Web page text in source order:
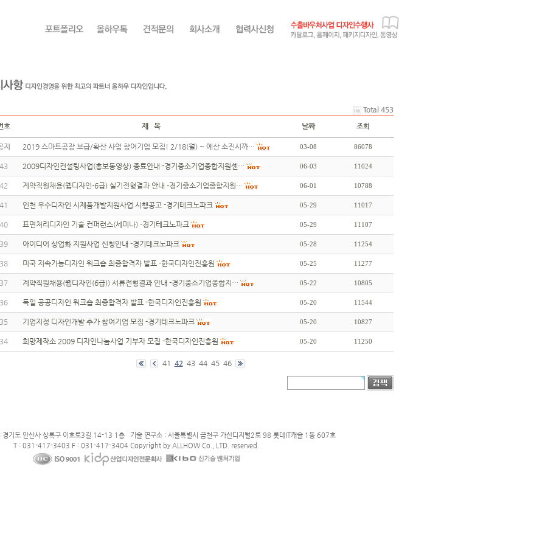
Total 453
호
제 목 날짜 조회
지 2019 스마트공장 보급/확산 사업 참여기업 모집! 2/18(월) ~ 예산 소진시까… 03-08 86078
2009디자인컨설팅사업(홍보동영상) 종료안내 -경기중소기업종합지원센… 06-03 11024
계약직원채용(웹디자인-6급) 실기전형결과 안내 -경기중소기업종합지원… 06-01 10788
인천 우수디자인 시제품개발지원사업 시행공고 -경기테크노파크 05-29 11017
표면처리디자인 기술 컨퍼런스(세미나) -경기테크노파크 05-29 11107
아이디어 상업화 지원사업 신청안내 -경기테크노파크 05-28 11254
미국 지속가능디자인 워크숍 최종합격자 발표 -한국디자인진흥원 05-25 11277
계약직원채용(웹디자인(6급)) 서류전형결과 안내 -경기중소기업종합지… 05-22 10805
독일 공공디자인 워크숍 최종합격자 발표 -한국디자인진흥원 05-20 11544
기업지정 디자인개발 추가 참여기업 모집 -경기테크노파크 05-20 10827
희망제작소 2009 디자인나눔사업 기부자 모집 -한국디자인진흥원 05-20 11250
41 42 43 44 45 46
기도 안산사 상록구 이호로3길 14-13 1층 기술 연구소 : 서울특별시 금천구 가산디지털2로 98 롯데IT캐슬 1동 607호
T : 031-417-3403 F : 031-417-3404 Copyright by ALLHOW Co., LTD. reserved.